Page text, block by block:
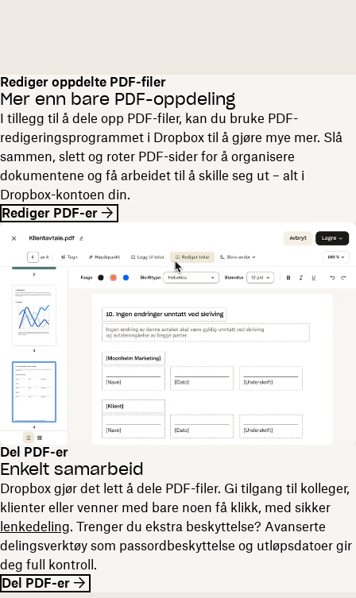
Rediger oppdelte PDF-filer
Mer enn bare PDF-oppdeling
I tillegg til å dele opp PDF-filer, kan du bruke PDF-
redigeringsprogrammet i Dropbox til å gjøre mye mer. Slå
sammen, slett og roter PDF-sider for å organisere
dokumentene og få arbeidet til å skille seg ut – alt i
Dropbox-kontoen din.
Rediger PDF-er
Del PDF-er
Enkelt samarbeid
Dropbox gjør det lett å dele PDF-filer. Gi tilgang til kolleger,
klienter eller venner med bare noen få klikk, med sikker
lenkedeling. Trenger du ekstra beskyttelse? Avanserte
delingsverktøy som passordbeskyttelse og utløpsdatoer gir
deg full kontroll.
Del PDF-er